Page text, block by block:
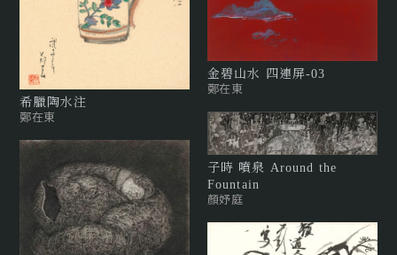
希臘陶水注
鄭在東
金碧山水 四連屏-03
鄭在東
子時 噴泉 Around the
Fountain
顏妤庭